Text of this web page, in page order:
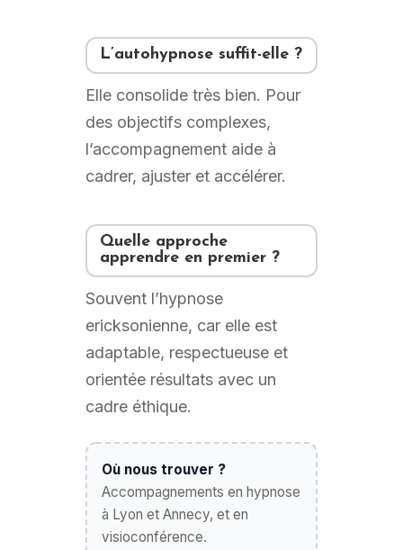
L’autohypnose suffit-elle ?
Elle consolide très bien. Pour
des objectifs complexes,
l’accompagnement aide à
cadrer, ajuster et accélérer.
Quelle approche
apprendre en premier ?
Souvent l’hypnose
ericksonienne, car elle est
adaptable, respectueuse et
orientée résultats avec un
cadre éthique.
Où nous trouver ?
Accompagnements en hypnose
à Lyon et Annecy, et en
visioconférence.